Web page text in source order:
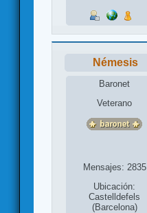
Némesis
Baronet
Veterano
Mensajes: 2835
Ubicación:
Castelldefels
(Barcelona)